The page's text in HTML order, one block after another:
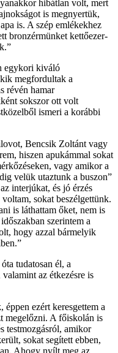
hibátlan volt, mert
is megnyertük,
is. A szép emlékekhez
bronzérmünket kettőezer-
egykori kiváló
megfordultak a
révén hamar
sokszor ott volt
ismeri a korábbi
Bencsik Zoltánt vagy
hiszen apukámmal sokat
vagy amikor a
velük utaztunk a buszon”
interjúkat, és jó érzés
sokat beszélgettünk.
is láthattam őket, nem is
szerintem a
hogy azzal bármelyik
tudatosan él, a
valamint az étkezésre is
ezért keresgettem a
megelőzni. A főiskolán is
testmozgásról, amikor
sokat segített ebben,